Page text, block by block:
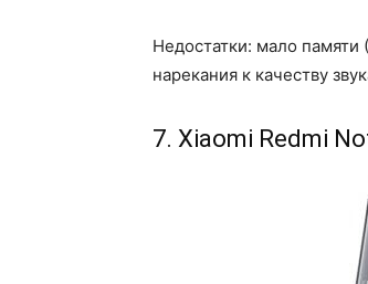
Недостатки: мало памяти
нарекания к качеству
7. Xiaomi Redmi